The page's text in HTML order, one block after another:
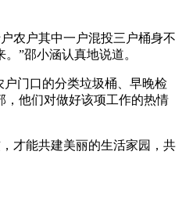
农户其中一户混投三户桶身不
”邵小涵认真地说道。
门口的分类垃圾桶、早晚检
，他们对做好该项工作的热情
才能共建美丽的生活家园，共